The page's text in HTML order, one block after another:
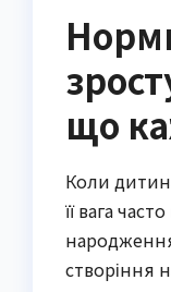
що
Коли
її вага
створіння